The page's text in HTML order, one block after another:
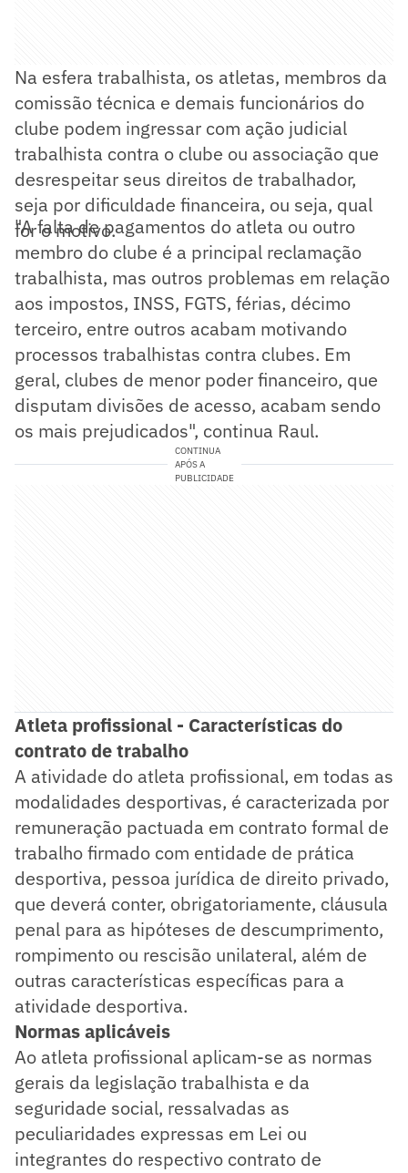
Na esfera trabalhista, os atletas, membros da
comissão técnica e demais funcionários do
clube podem ingressar com ação judicial
trabalhista contra o clube ou associação que
desrespeitar seus direitos de trabalhador,
seja por dificuldade financeira, ou seja, qual
for o motivo.
"A falta de pagamentos do atleta ou outro
membro do clube é a principal reclamação
trabalhista, mas outros problemas em relação
aos impostos, INSS, FGTS, férias, décimo
terceiro, entre outros acabam motivando
processos trabalhistas contra clubes. Em
geral, clubes de menor poder financeiro, que
disputam divisões de acesso, acabam sendo
os mais prejudicados", continua Raul.
CONTINUA
APÓS A
PUBLICIDADE
Atleta profissional - Características do
contrato de trabalho
A atividade do atleta profissional, em todas as
modalidades desportivas, é caracterizada por
remuneração pactuada em contrato formal de
trabalho firmado com entidade de prática
desportiva, pessoa jurídica de direito privado,
que deverá conter, obrigatoriamente, cláusula
penal para as hipóteses de descumprimento,
rompimento ou rescisão unilateral, além de
outras características específicas para a
atividade desportiva.
Normas aplicáveis
Ao atleta profissional aplicam-se as normas
gerais da legislação trabalhista e da
seguridade social, ressalvadas as
peculiaridades expressas em Lei ou
integrantes do respectivo contrato de